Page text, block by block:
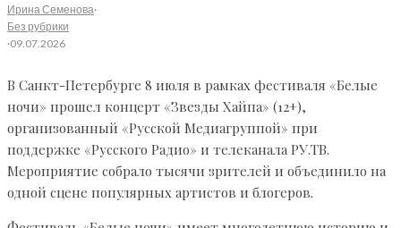
Ирина Семенова·
Без рубрики
·09.07.2026
В Санкт-Петербурге 8 июля в рамках фестиваля «Белые
ночи» прошел концерт «Звезды Хайпа» (12+),
организованный «Русской Медиагруппой» при
поддержке «Русского Радио» и телеканала РУ.ТВ.
Мероприятие собрало тысячи зрителей и объединило на
одной сцене популярных артистов и блогеров.